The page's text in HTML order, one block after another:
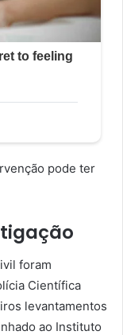
pode ter
foram
Científica
levantamentos
ao Instituto